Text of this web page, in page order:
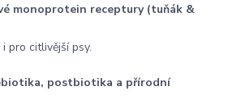
monoprotein receptury (tuňák &
pro citlivější psy.
postbiotika a přírodní